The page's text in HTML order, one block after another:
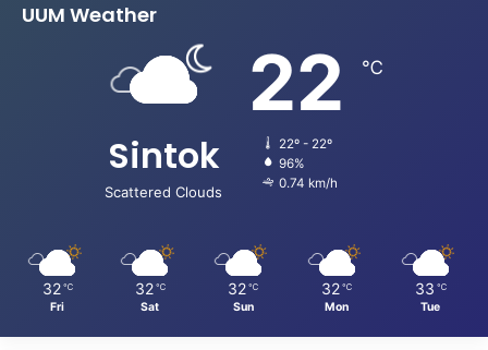
UUM Weather
Sintok
Scattered Clouds
22 ℃
22º - 22º
96%
0.74 km/h
32 ℃
Fri
32 ℃
Sat
32 ℃
Sun
32 ℃
Mon
33 ℃
Tue